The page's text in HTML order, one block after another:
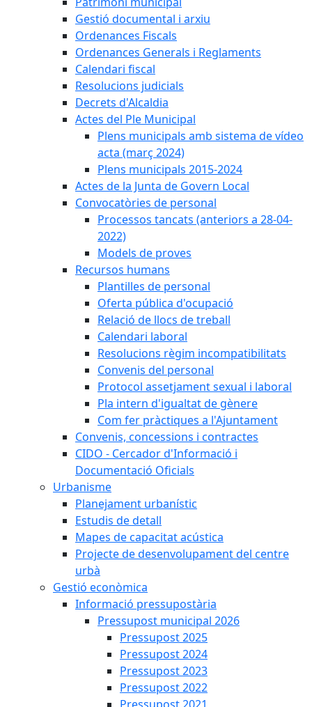
Gestió documental i arxiu
Ordenances Fiscals
Ordenances Generals i Reglaments
Calendari fiscal
Resolucions judicials
Decrets d'Alcaldia
Actes del Ple Municipal
Plens municipals amb sistema de vídeo
acta (març 2024)
Plens municipals 2015-2024
Actes de la Junta de Govern Local
Convocatòries de personal
Processos tancats (anteriors a 28-04-
2022)
Models de proves
Recursos humans
Plantilles de personal
Oferta pública d'ocupació
Relació de llocs de treball
Calendari laboral
Resolucions règim incompatibilitats
Convenis del personal
Protocol assetjament sexual i laboral
Pla intern d'igualtat de gènere
Com fer pràctiques a l'Ajuntament
Convenis, concessions i contractes
CIDO - Cercador d'Informació i
Documentació Oficials
Urbanisme
Planejament urbanístic
Estudis de detall
Mapes de capacitat acústica
Projecte de desenvolupament del centre
urbà
Gestió econòmica
Informació pressupostària
Pressupost municipal 2026
Pressupost 2025
Pressupost 2024
Pressupost 2023
Pressupost 2022